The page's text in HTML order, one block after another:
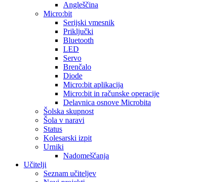
Angleščina
Micro:bit
Serijski vmesnik
Priključki
Bluetooth
LED
Servo
Brenčalo
Diode
Micro:bit aplikacija
Micro:bit in računske operacije
Delavnica osnove Microbita
Šolska skupnost
Šola v naravi
Status
Kolesarski izpit
Urniki
Nadomeščanja
Učitelji
Seznam učiteljev